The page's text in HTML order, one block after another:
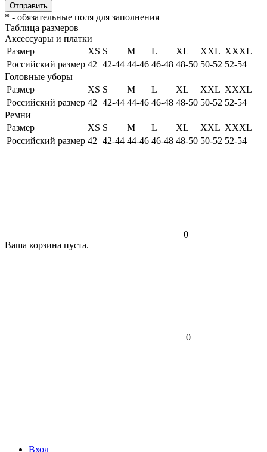
Отправить
* - обязательные поля для заполнения
Таблица размеров
Аксессуары и платки
Размер
XS S M L XL XXL XXXL
Российский размер 42 42-44 44-46 46-48 48-50 50-52 52-54
Головные уборы
Размер
XS S M L XL XXL XXXL
Российский размер 42 42-44 44-46 46-48 48-50 50-52 52-54
Ремни
Размер
XS S M L XL XXL XXXL
Российский размер 42 42-44 44-46 46-48 48-50 50-52 52-54
0
Ваша корзина пуста.
0
Вход